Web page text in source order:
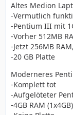
Altes Medion
-Vermutlich
-Pentium III mit
-Vorher 512MB
-Jetzt 256MB
-20 GB Platte
Moderneres
-Komplett tot
-Aufgelöteter
-4GB RAM (1x4GB)